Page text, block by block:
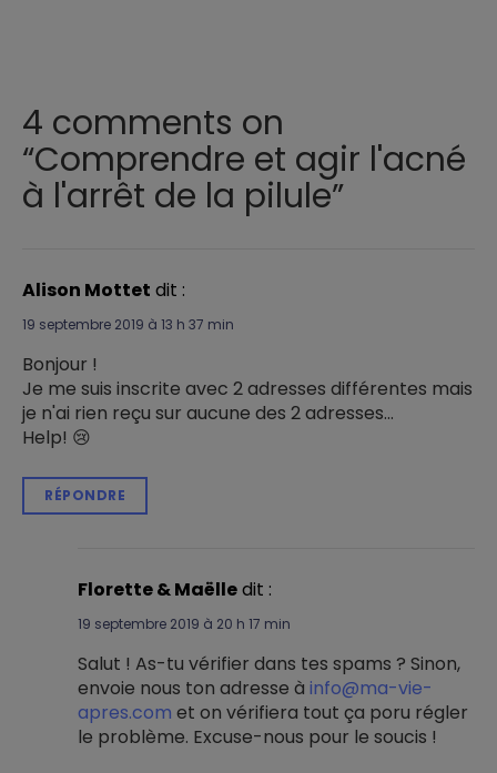
4 comments on
“Comprendre et agir l'acné
à l'arrêt de la pilule”
Alison Mottet dit :
19 septembre 2019 à 13 h 37 min
Bonjour !
Je me suis inscrite avec 2 adresses différentes mais
je n'ai rien reçu sur aucune des 2 adresses...
Help! 😢
RÉPONDRE
Florette & Maëlledit :
19 septembre 2019 à 20 h 17 min
Salut ! As-tu vérifier dans tes spams ? Sinon,
envoie nous ton adresse à info@ma-vie-
apres.com et on vérifiera tout ça poru régler
le problème. Excuse-nous pour le soucis !